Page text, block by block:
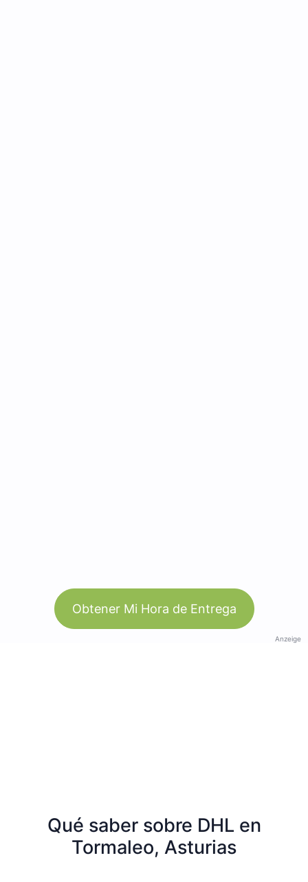
Obtener Mi Hora de Entrega
Anzeige
Qué saber sobre DHL en
Tormaleo, Asturias